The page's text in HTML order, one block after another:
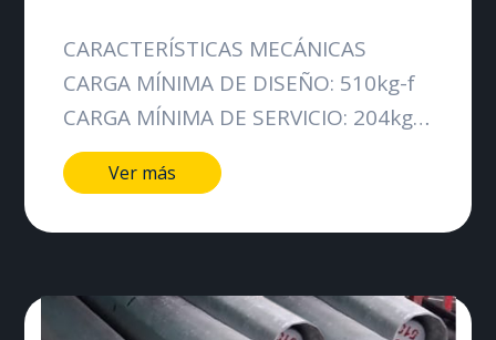
CARACTERÍSTICAS MECÁNICAS
CARGA MÍNIMA DE DISEÑO: 510kg-f
CARGA MÍNIMA DE SERVICIO: 204kg-f
CARACTERÍSTICAS DIMENSIONALES
LONGITUD DEL POSTE: 8000mm
LA CIMA: 134mm DIÁMETRO DE LA
BASE: 267mm CONICIDAD:
Ver más